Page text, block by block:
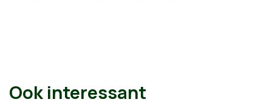
Ook interessant